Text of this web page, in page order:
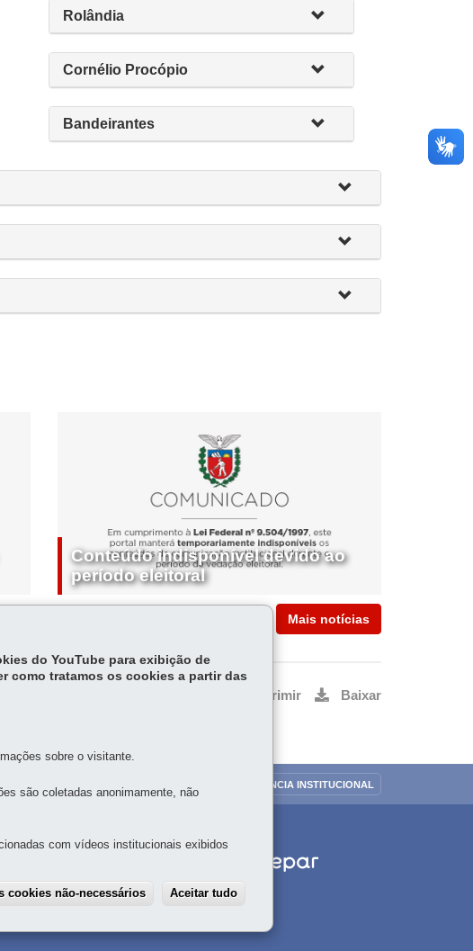
Rolândia
Cornélio Procópio
Bandeirantes
Conteúdo indisponível devido ao
período eleitoral
Mais notícias
Imprimir Baixar
TRANSPARÊNCIA INSTITUCIONAL
do YouTube para exibição de
como tratamos os cookies a partir das
sobre o visitante.
são coletadas anonimamente, não
com vídeos institucionais exibidos
cookies não-necessários Aceitar tudo